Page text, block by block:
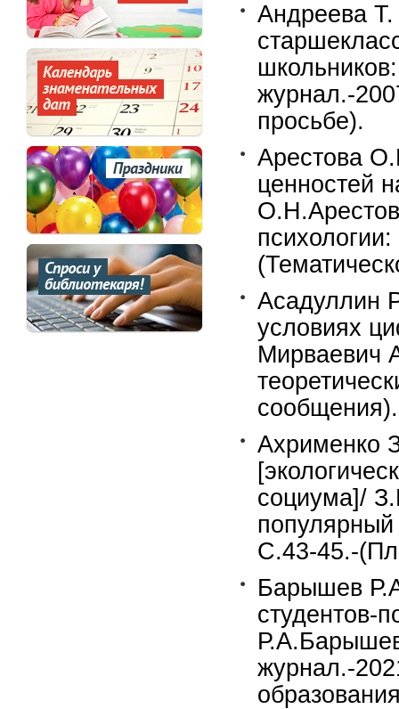
Андреева Т.
журнал.-
просьбе).
Арестова
ценностей
Асадуллин
условиях
Мирваевич
Ахрименко
социума]/
С.43-45.-
Барышев
студентов-
журнал.-